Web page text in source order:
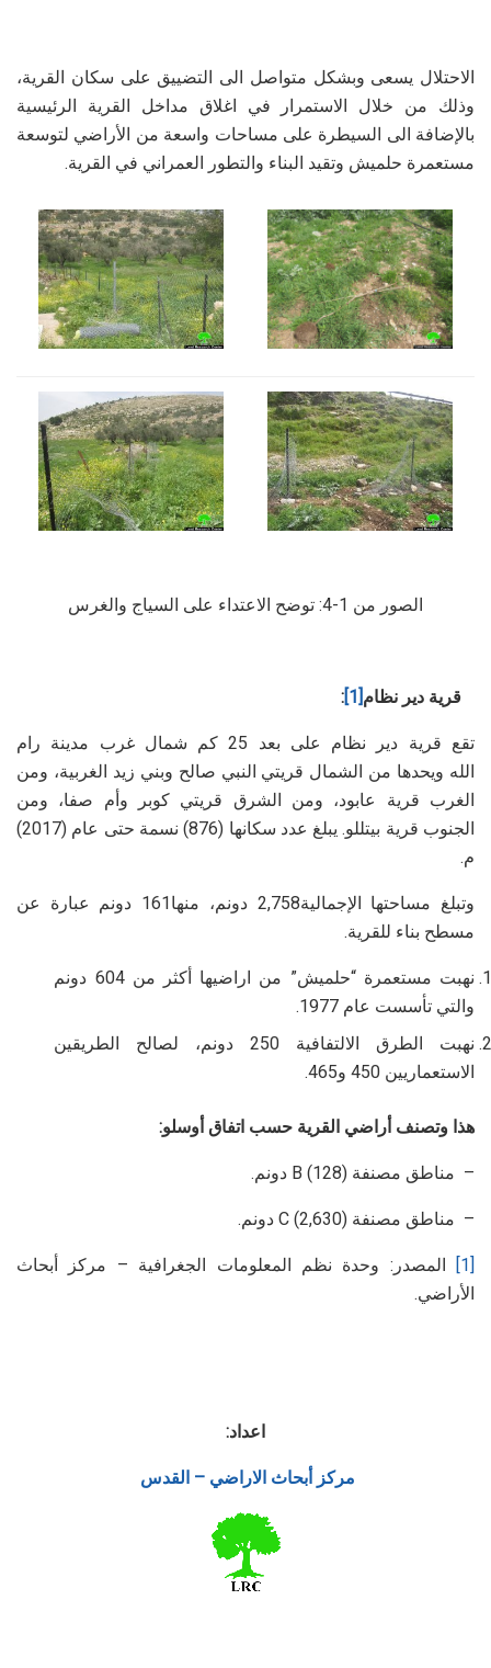
مزارعي
ن من
خارج
القرية
0
الاحتلال يسعى وبشكل متواصل الى التضييق على سكان القرية،
وذلك من خلال الاستمرار في اغلاق مداخل القرية الرئيسية
بالإضافة الى السيطرة على مساحات واسعة من الأراضي لتوسعة
مستعمرة حلميش وتقيد البناء والتطور العمراني في القرية.
الصور من 1-4: توضح الاعتداء على السياج والغرس
قرية دير نظام :
تقع قرية دير نظام على بعد 25 كم شمال غرب مدينة رام
الله ويحدها من الشمال قريتي النبي صالح وبني زيد الغربية، ومن
الغرب قرية عابود، ومن الشرق قريتي كوبر وأم صفا، ومن
الجنوب قرية بيتللو. يبلغ عدد سكانها (876) نسمة حتى عام (2017)
م.
وتبلغ مساحتها الإجمالية2,758 دونم، منها161 دونم عبارة عن
مسطح بناء للقرية.
نهبت مستعمرة “حلميش” من اراضيها أكثر من 604 دونم
والتي تأسست عام 1977.
نهبت الطرق الالتفافية 250 دونم، لصالح الطريقين
الاستعماريين 450 و465.
هذا وتصنف أراضي القرية حسب اتفاق أوسلو:
– مناطق مصنفة B (128) دونم.
– مناطق مصنفة C (2,630) دونم.
المصدر: وحدة نظم المعلومات الجغرافية – مركز أبحاث
الأراضي.
اعداد:
مركز أبحاث الاراضي – القدس